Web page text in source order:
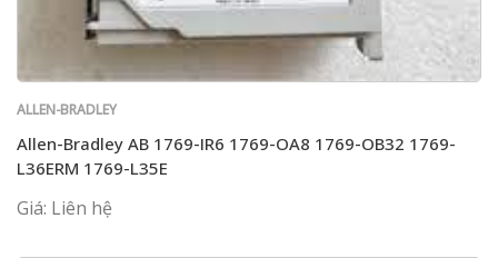
ALLEN-BRADLEY
Allen-Bradley AB 1769-IR6 1769-OA8 1769-OB32 1769-
L36ERM 1769-L35E
Giá: Liên hệ